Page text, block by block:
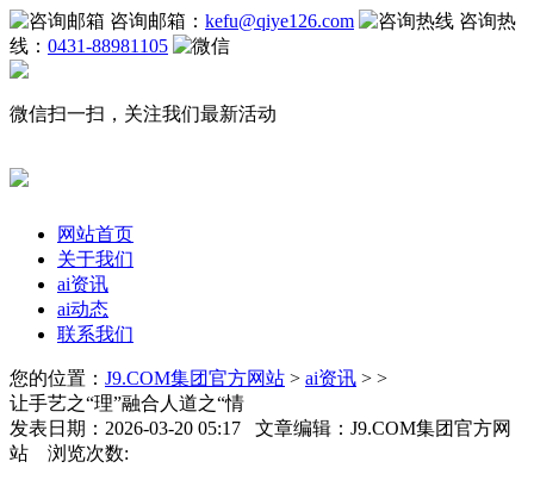
咨询邮箱： kefu@qiye126.com
咨询热
线： 0431-88981105
微信扫一扫，关注我们最新活动
网站首页
关于我们
ai资讯
ai动态
联系我们
您的位置： J9.COM集团官方网站 > ai资讯 > >
让手艺之“理”融合人道之“情
发表日期：2026-03-20 05:17 文章编辑：J9.COM集团官方网
站 浏览次数: